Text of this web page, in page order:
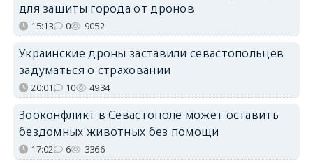
для защиты города от дронов
15:13 0 9052
Украинские дроны заставили севастопольцев
задуматься о страховании
20:01 10 4934
Зооконфликт в Севастополе может оставить
бездомных животных без помощи
17:02 6 3366